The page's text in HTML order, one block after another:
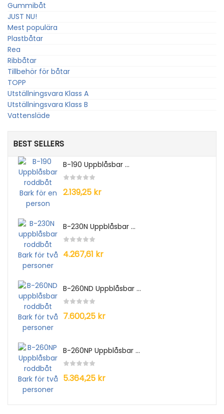
Gummibåt
JUST NU!
Mest populära
Plastbåtar
Rea
Ribbåtar
Tillbehör för båtar
TOPP
Utställningsvara Klass A
Utställningsvara Klass B
Vattensläde
BEST SELLERS
B-190 Uppblåsbar ...
2.139,25 kr
B-230N Uppblåsbar ...
4.267,61 kr
B-260ND Uppblåsbar ...
7.600,25 kr
B-260NP Uppblåsbar ...
5.364,25 kr